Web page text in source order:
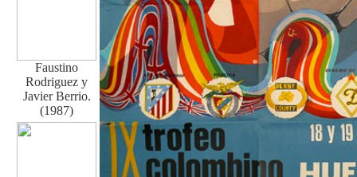
Faustino
Rodriguez y
Javier Berrio.
(1987)